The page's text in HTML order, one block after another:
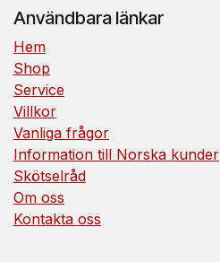
Användbara länkar
Hem
Shop
Service
Villkor
Vanliga frågor
Information till Norska kunder
Skötselråd
Om oss
Kontakta oss